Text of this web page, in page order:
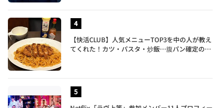
【快活CLUB】人気メニューTOP3を中の人が教え
てくれた！カツ・パスタ・炒飯…腹パン確定のガ